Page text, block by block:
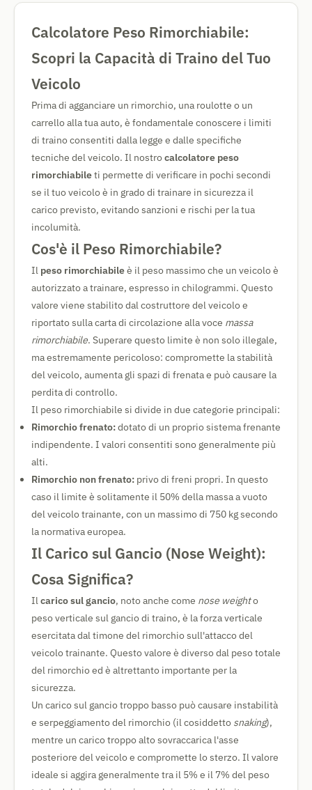
Calcolatore Peso Rimorchiabile:
Scopri la Capacità di Traino del Tuo
Veicolo
Prima di agganciare un rimorchio, una roulotte o un
carrello alla tua auto, è fondamentale conoscere i limiti
di traino consentiti dalla legge e dalle specifiche
tecniche del veicolo. Il nostrocalcolatore peso
rimorchiabileti permette di verificare in pochi secondi
se il tuo veicolo è in grado di trainare in sicurezza il
carico previsto, evitando sanzioni e rischi per la tua
incolumità.
Cos'è il Peso Rimorchiabile?
Il peso rimorchiabileè il peso massimo che un veicolo è
autorizzato a trainare, espresso in chilogrammi. Questo
valore viene stabilito dal costruttore del veicolo e
riportato sulla carta di circolazione alla voce massa
rimorchiabile. Superare questo limite è non solo illegale,
ma estremamente pericoloso: compromette la stabilità
del veicolo, aumenta gli spazi di frenata e può causare la
perdita di controllo.
Il peso rimorchiabile si divide in due categorie principali:
Rimorchio frenato:dotato di un proprio sistema frenante
indipendente. I valori consentiti sono generalmente più
alti.
Rimorchio non frenato: privo di freni propri. In questo
caso il limite è solitamente il 50% della massa a vuoto
del veicolo trainante, con un massimo di 750 kg secondo
la normativa europea.
Il Carico sul Gancio (Nose Weight):
Cosa Significa?
Ilcarico sul gancio, noto anche come nose weighto
peso verticale sul gancio di traino, è la forza verticale
esercitata dal timone del rimorchio sull'attacco del
veicolo trainante. Questo valore è diverso dal peso totale
del rimorchio ed è altrettanto importante per la
sicurezza.
Un carico sul gancio troppo basso può causare instabilità
e serpeggiamento del rimorchio (il cosiddetto snaking),
mentre un carico troppo alto sovraccarica l'asse
posteriore del veicolo e compromette lo sterzo. Il valore
ideale si aggira generalmente tra il 5% e il 7% del peso